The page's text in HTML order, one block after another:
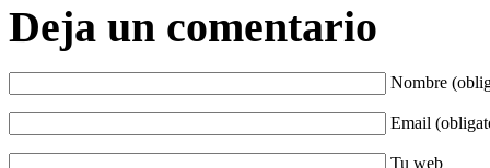
Deja un comentario
Nombre
Email
Tu web